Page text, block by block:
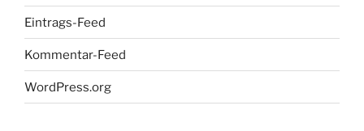
Eintrags-Feed
Kommentar-Feed
WordPress.org